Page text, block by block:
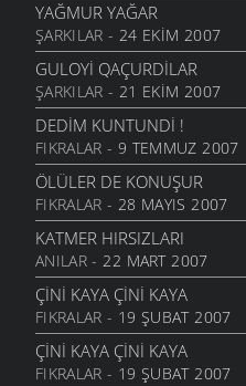
YAĞMUR YAĞAR
ŞARKILAR - 24 EKIM 2007
GULOYI QAÇURDILAR
ŞARKILAR - 21 EKIM 2007
DEDIM KUNTUNDI !
FIKRALAR - 9 TEMMUZ 2007
ÖLÜLER DE KONUŞUR
FIKRALAR - 28 MAYIS 2007
KATMER HIRSIZLARI
ANILAR- 22 MART 2007
ÇİNİ KAYA ÇİNİ KAYA
FIKRALAR - 19 ŞUBAT 2007
ÇİNİ KAYA ÇİNİ KAYA
FIKRALAR - 19 ŞUBAT 2007